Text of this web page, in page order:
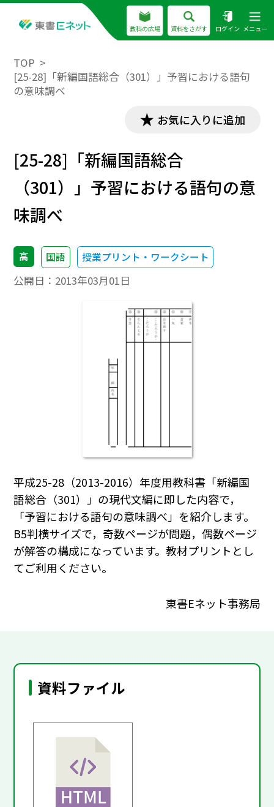
教科の広場 資料をさがす ログイン メニュー
TOP
[25-28]「新編国語総合（301）」予習における語句
の意味調べ
お気に入りに追加
[25-28]「新編国語総合
（301）」予習における語句の意
味調べ
高 国語 授業プリント・ワークシート
公開日： 2013年03月01日
平成25-28（2013-2016）年度用教科書「新編国
語総合（301）」の現代文編に即した内容で，
「予習における語句の意味調べ」を紹介します。
B5判横サイズで，奇数ページが問題，偶数ページ
が解答の構成になっています。教材プリントとし
てご利用ください。
東書Eネット事務局
資料ファイル